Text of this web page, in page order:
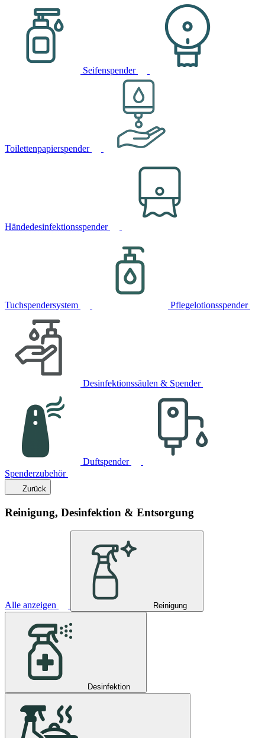
Seifenspender
Toilettenpapierspender
Händedesinfektionsspender
Tuchspendersystem Pflegelotionsspender
Desinfektionssäulen & Spender
Duftspender
Spenderzubehör
Zurück
Reinigung, Desinfektion & Entsorgung
Alle anzeigen Reinigung
Desinfektion